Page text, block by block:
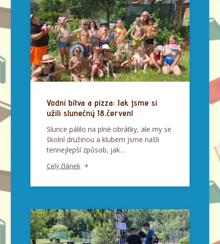
Vodní bitva a pizza: Jak jsme si
užili slunečný 18.červen!
​Slunce pálilo na plné obrátky, ale my se
školní družinou a klubem jsme našli
tennejlepší způsob, jak…
Celý článek